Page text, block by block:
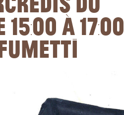
à 17:00